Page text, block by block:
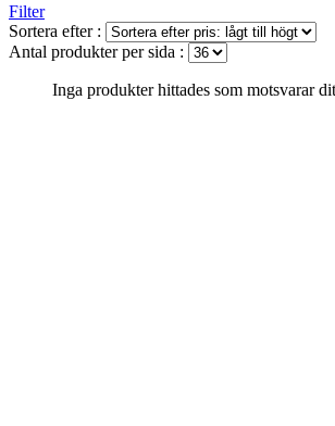
Filter
Sortera efter :
Antal produkter per sida :
Inga produkter hittades som motsvarar